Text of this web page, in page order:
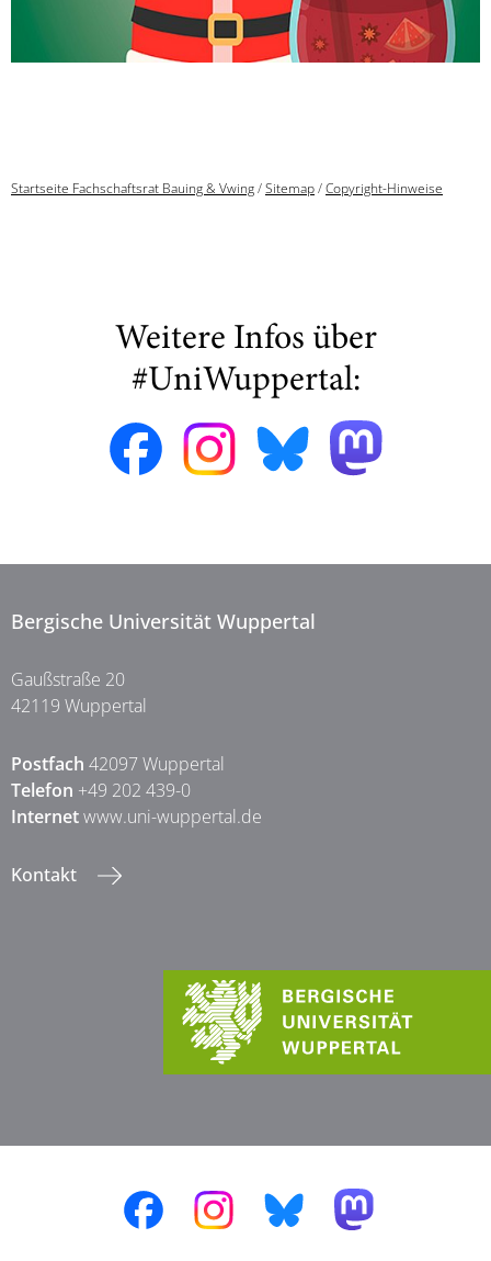
Startseite Fachschaftsrat Bauing & Vwing/Sitemap/Copyright-Hinweise
Weitere Infos über
#UniWuppertal:
Bergische Universität Wuppertal
Gaußstraße 20
42119 Wuppertal
Postfach 42097 Wuppertal
Telefon +49 202 439-0
Internetwww.uni-wuppertal.de
Kontakt